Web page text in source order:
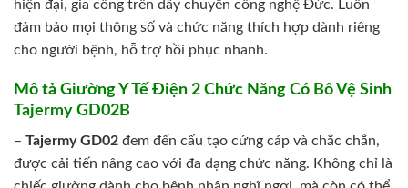
hiện đại, gia công trên dây chuyền công nghệ Đức. Luôn
đảm bảo mọi thông số và chức năng thích hợp dành riêng
cho người bệnh, hỗ trợ hồi phục nhanh.
Mô tả Giường Y Tế Điện 2 Chức Năng Có Bô Vệ Sinh
Tajermy GD02B
– Tajermy GD02 đem đến cấu tạo cứng cáp và chắc chắn,
được cải tiến nâng cao với đa dạng chức năng. Không chỉ là